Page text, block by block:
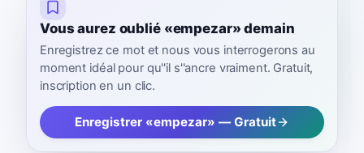
Vous aurez oublié «empezar» demain
Enregistrez ce mot et nous vous interrogerons au
moment idéal pour qu''il s''ancre vraiment. Gratuit,
inscription en un clic.
Enregistrer «empezar» — Gratuit